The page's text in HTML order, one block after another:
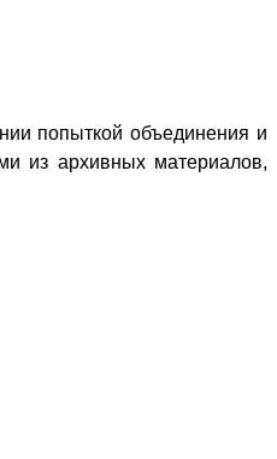
попыткой объединения и
из архивных материалов,